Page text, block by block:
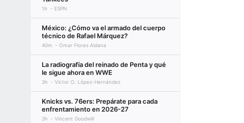
1h ESPN
México: ¿Cómo va el armado del cuerpo
técnico de Rafael Márquez?
40m Omar Flores Aldana
La radiografía del reinado de Penta y qué
le sigue ahora en WWE
3h Víctor O. López-Hernández
Knicks vs. 76ers: Prepárate para cada
enfrentamiento en 2026-27
3h Vincent Goodwill